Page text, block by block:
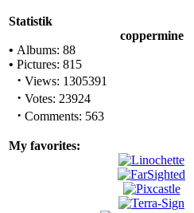
Statistik
coppermine
• Albums: 88
• Pictures: 815
· Views: 1305391
· Votes: 23924
· Comments: 563
My favorites: